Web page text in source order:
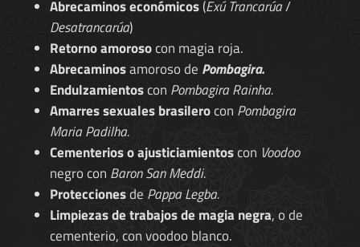
Abrecaminos económicos(Exú Trancarúa/
Desatrancarúa)
Retorno amorosocon magia roja.
Abrecaminosamoroso de Pombagira.
Endulzamientoscon Pombagira Rainha.
Amarres sexuales brasilerocon Pombagira
Maria Padilha.
Cementerios o ajusticiamientoscon Voodoo
negro con Baron San Meddi.
Proteccionesde Pappa Legba.
Limpiezas de trabajos de magia negra, o de
cementerio, con voodoo blanco.